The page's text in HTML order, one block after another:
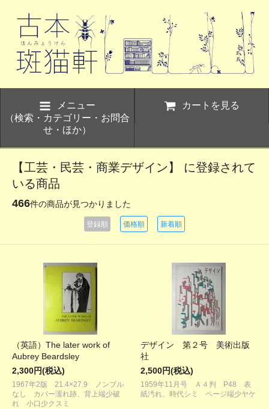
メニュー
（検索・カテゴリー・お問合
せ・ほか）
カートを見る
【工芸・民芸・商業デザイン】 に登録されて
いる商品
466件の商品が見つかりました
登録順 価格順 新着順
（英語）The later work of
Aubrey Beardsley
2,300円(税込)
1967年2版 21.4×27.9 ノンブル
なし カバー濡れ跡、背上端少破
れ 小口少クスミ
デザイン 第２号 美術出版
社
2,500円(税込)
1959年11月号 Ａ４判 P48 表
紙汚れ、時代シミ ページ端少ヤケ